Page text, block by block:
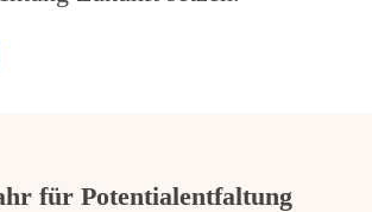
für Potentialentfaltung